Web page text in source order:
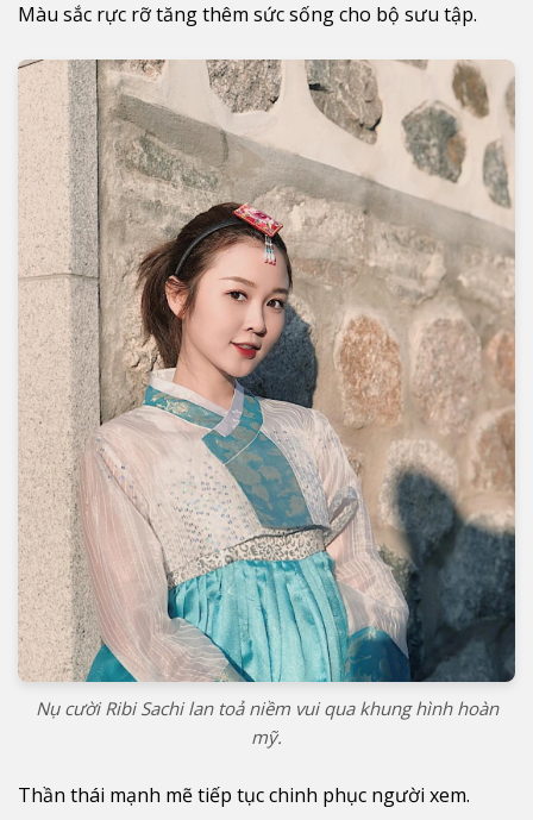
Màu sắc rực rỡ tăng thêm sức sống cho bộ sưu tập.
Nụ cười Ribi Sachi lan toả niềm vui qua khung hình hoàn
mỹ.
Thần thái mạnh mẽ tiếp tục chinh phục người xem.